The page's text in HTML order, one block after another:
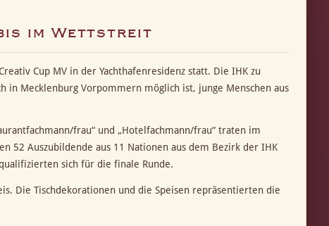
im Wettstreit
Cup MV in der Yachthafenresidenz statt. Die IHK zu
in Mecklenburg Vorpommern möglich ist, junge Menschen aus
frau“ und „Hotelfachmann/frau“ traten im
52 Auszubildende aus 11 Nationen aus dem Bezirk der IHK
sich für die finale Runde.
Die Tischdekorationen und die Speisen repräsentierten die